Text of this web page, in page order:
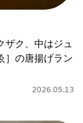
ザク、中はジュ
］の唐揚げラン
2026.05.13